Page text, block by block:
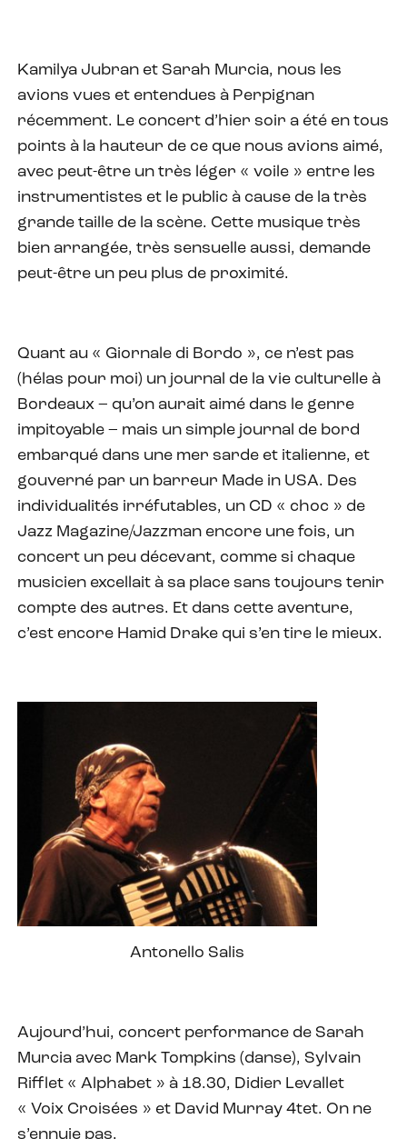
Kamilya Jubran et Sarah Murcia, nous les
avions vues et entendues à Perpignan
récemment. Le concert d’hier soir a été en tous
points à la hauteur de ce que nous avions aimé,
avec peut-être un très léger « voile » entre les
instrumentistes et le public à cause de la très
grande taille de la scène. Cette musique très
bien arrangée, très sensuelle aussi, demande
peut-être un peu plus de proximité.
Quant au « Giornale di Bordo », ce n’est pas
(hélas pour moi) un journal de la vie culturelle à
Bordeaux – qu’on aurait aimé dans le genre
impitoyable – mais un simple journal de bord
embarqué dans une mer sarde et italienne, et
gouverné par un barreur Made in USA. Des
individualités irréfutables, un CD « choc » de
Jazz Magazine/Jazzman encore une fois, un
concert un peu décevant, comme si chaque
musicien excellait à sa place sans toujours tenir
compte des autres. Et dans cette aventure,
c’est encore Hamid Drake qui s’en tire le mieux.
Antonello Salis
Aujourd’hui, concert performance de Sarah
Murcia avec Mark Tompkins (danse), Sylvain
Rifflet « Alphabet » à 18.30, Didier Levallet
« Voix Croisées » et David Murray 4tet. On ne
s’ennuie pas.